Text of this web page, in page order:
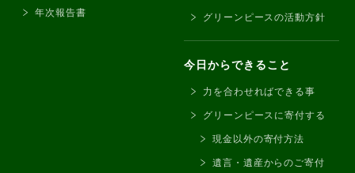
年次報告書 グリーンピースの活動方針
今日からできること
力を合わせればできる事
グリーンピースに寄付する
現金以外の寄付方法
遺言・遺産からのご寄付